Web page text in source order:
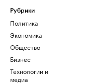
Рубрики
Политика
Экономика
Общество
Бизнес
Технологии и
медиа